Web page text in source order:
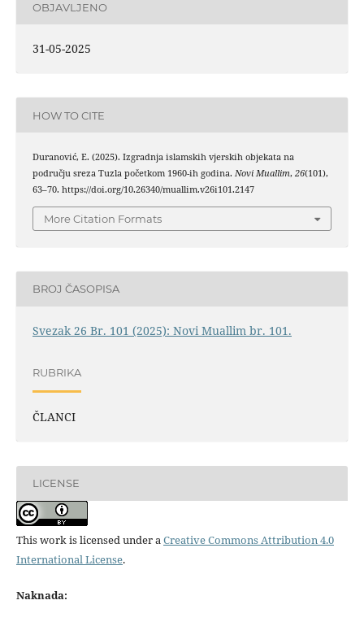
OBJAVLJENO
31-05-2025
HOW TO CITE
Duranović, E. (2025). Izgradnja islamskih vjerskih objekata na
području sreza Tuzla početkom 1960-ih godina. Novi Muallim, 26(101),
63–70. https://doi.org/10.26340/muallim.v26i101.2147
More Citation Formats
BROJ ČASOPISA
Svezak 26 Br. 101 (2025): Novi Muallim br. 101.
RUBRIKA
ČLANCI
LICENSE
This work is licensed under aCreative Commons Attribution 4.0
International License.
Naknada: